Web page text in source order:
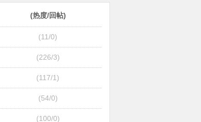
(热度/回帖)
(11/0)
(226/3)
(117/1)
(54/0)
(100/0)